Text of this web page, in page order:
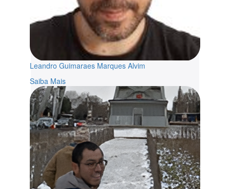
Leandro Guimaraes Marques Alvim
Saiba Mais